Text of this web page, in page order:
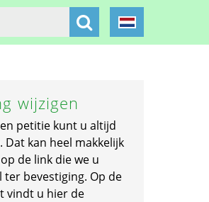
wijzigen
petitie kunt u altijd
kan heel makkelijk
de link die we u
bevestiging. Op de
vindt u hier de